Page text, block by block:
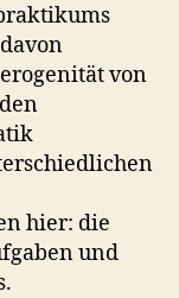
von
hier: die
und